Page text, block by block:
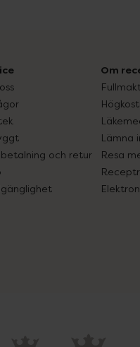
betalning och retur
Om
Lämna
Resa